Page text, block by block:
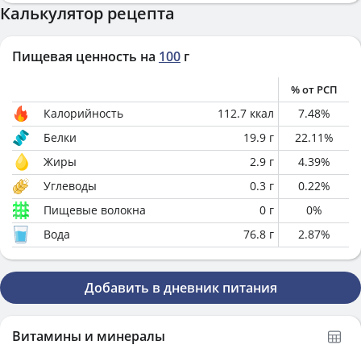
Калькулятор рецепта
Пищевая ценность на 100 г
% от РСП
Калорийность 112.7 ккал 7.48%
Белки
19.9 г 22.11%
Жиры
2.9 г 4.39%
Углеводы
0.3 г 0.22%
Пищевые волокна
0 г 0%
Вода
76.8 г 2.87%
Добавить в дневник питания
Витамины и минералы